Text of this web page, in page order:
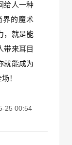
给人一种
界的魔术
，就是能
带来耳目
就能成为
！
25 00:54